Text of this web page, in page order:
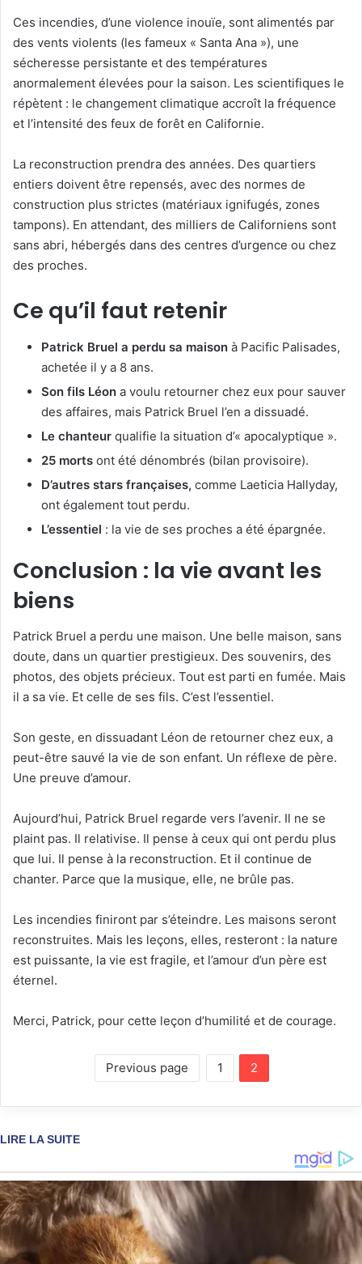
Ces incendies, d’une violence inouïe, sont alimentés par
des vents violents (les fameux « Santa Ana »), une
sécheresse persistante et des températures
anormalement élevées pour la saison. Les scientifiques le
répètent : le changement climatique accroît la fréquence
et l’intensité des feux de forêt en Californie.
La reconstruction prendra des années. Des quartiers
entiers doivent être repensés, avec des normes de
construction plus strictes (matériaux ignifugés, zones
tampons). En attendant, des milliers de Californiens sont
sans abri, hébergés dans des centres d’urgence ou chez
des proches.
Ce qu’il faut retenir
Patrick Bruel a perdu sa maison à Pacific Palisades,
achetée il y a 8 ans.
Son fils Léon a voulu retourner chez eux pour sauver
des affaires, mais Patrick Bruel l’en a dissuadé.
Le chanteur qualifie la situation d’« apocalyptique ».
25 morts ont été dénombrés (bilan provisoire).
D’autres stars françaises, comme Laeticia Hallyday,
ont également tout perdu.
L’essentiel : la vie de ses proches a été épargnée.
Conclusion : la vie avant les
biens
Patrick Bruel a perdu une maison. Une belle maison, sans
doute, dans un quartier prestigieux. Des souvenirs, des
photos, des objets précieux. Tout est parti en fumée. Mais
il a sa vie. Et celle de ses fils. C’est l’essentiel.
Son geste, en dissuadant Léon de retourner chez eux, a
peut-être sauvé la vie de son enfant. Un réflexe de père.
Une preuve d’amour.
Aujourd’hui, Patrick Bruel regarde vers l’avenir. Il ne se
plaint pas. Il relativise. Il pense à ceux qui ont perdu plus
que lui. Il pense à la reconstruction. Et il continue de
chanter. Parce que la musique, elle, ne brûle pas.
Les incendies finiront par s’éteindre. Les maisons seront
reconstruites. Mais les leçons, elles, resteront : la nature
est puissante, la vie est fragile, et l’amour d’un père est
éternel.
Merci, Patrick, pour cette leçon d’humilité et de courage.
Previous page 1 2
LIRE LA SUITE